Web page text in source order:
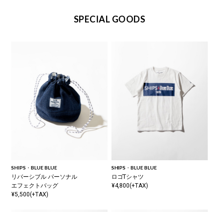
SPECIAL GOODS
SHIPS・BLUE BLUE
リバーシブル パーソナル
エフェクトバッグ
¥5,500(+TAX)
SHIPS・BLUE BLUE
ロゴTシャツ
¥4,800(+TAX)